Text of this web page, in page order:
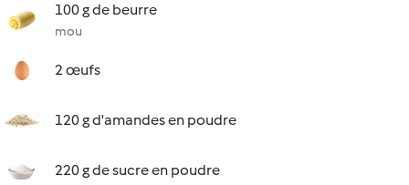
100 g de beurre
mou
2 œufs
120 g d'amandes en poudre
220 g de sucre en poudre